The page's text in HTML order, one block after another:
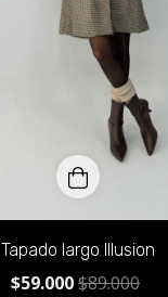
Tapado largo Illusion
$59.000$89.000